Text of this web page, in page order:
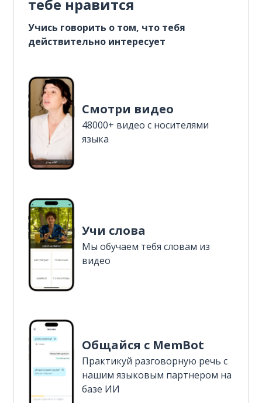
тебе нравится
Учись говорить о том, что тебя
действительно интересует
Смотри видео
48000+ видео с носителями
языка
Учи слова
Мы обучаем тебя словам из
видео
Общайся с MemBot
Практикуй разговорную речь с
нашим языковым партнером на
базе ИИ